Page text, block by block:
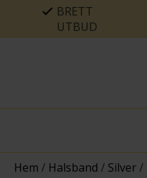
BRETT
UTBUD
Hem / Halsband / Silver/